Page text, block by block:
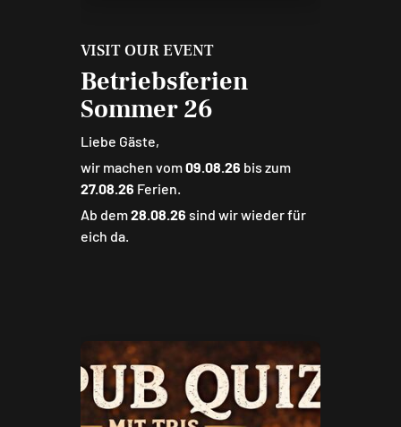
VISIT OUR EVENT
Betriebsferien
Sommer 26
Liebe Gäste,
wir machen vom09.08.26 bis zum
27.08.26 Ferien.
Ab dem28.08.26 sind wir wieder für
eich da.